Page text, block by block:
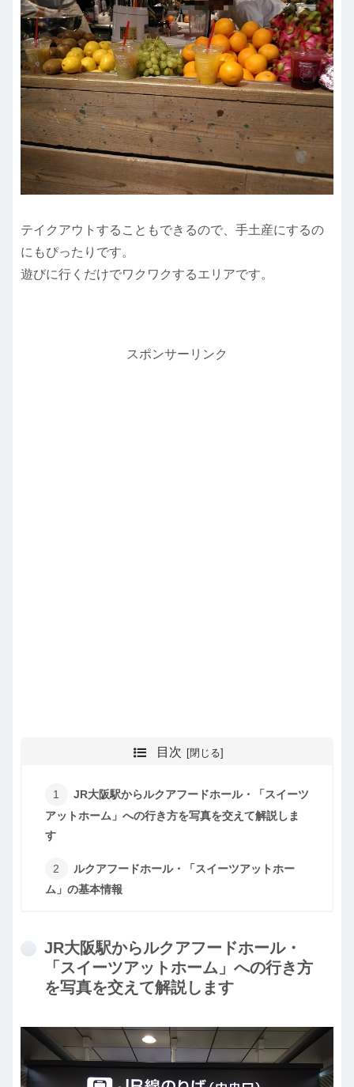
テイクアウトすることもできるので、手土産にするの
にもぴったりです。
遊びに行くだけでワクワクするエリアです。
スポンサーリンク
目次
JR大阪駅からルクアフードホール・「スイーツ
アットホーム」への行き方を写真を交えて解説しま
す
ルクアフードホール・「スイーツアットホー
ム」の基本情報
JR大阪駅からルクアフードホール・
「スイーツアットホーム」への行き方
を写真を交えて解説します